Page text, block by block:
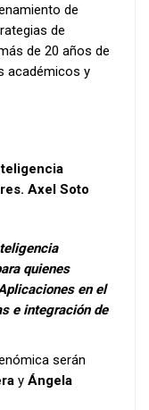
de
de
de 20 años de
académicos y
Axel Soto
quienes
en el
e integración de
serán
y Ángela